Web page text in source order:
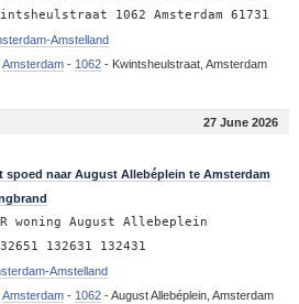
1062 Amsterdam 61731
Amstelland
Amsterdam- 1062- Kwintsheulstraat, Amsterdam
27 June 2026
spoed naar August Allebéplein te Amsterdam
woning August Allebeplein
132631 132431
Amstelland
Amsterdam- 1062-August Allebéplein, Amsterdam